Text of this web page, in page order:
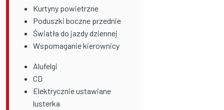
Kurtyny powietrzne
Poduszki boczne przednie
Światła do jazdy dziennej
Wspomaganie kierownicy
Alufelgi
CD
Elektrycznie ustawiane
lusterka